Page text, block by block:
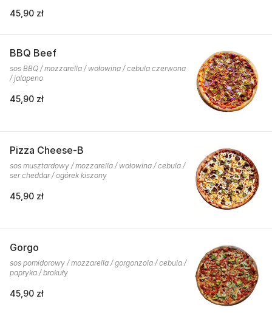
45,90 zł
BBQ Beef
sos BBQ / mozzarella / wołowina / cebula czerwona
/ jalapeno
45,90 zł
Pizza Cheese-B
sos musztardowy / mozzarella / wołowina / cebula /
ser cheddar / ogórek kiszony
45,90 zł
Gorgo
sos pomidorowy / mozzarella / gorgonzola / cebula /
papryka / brokuły
45,90 zł